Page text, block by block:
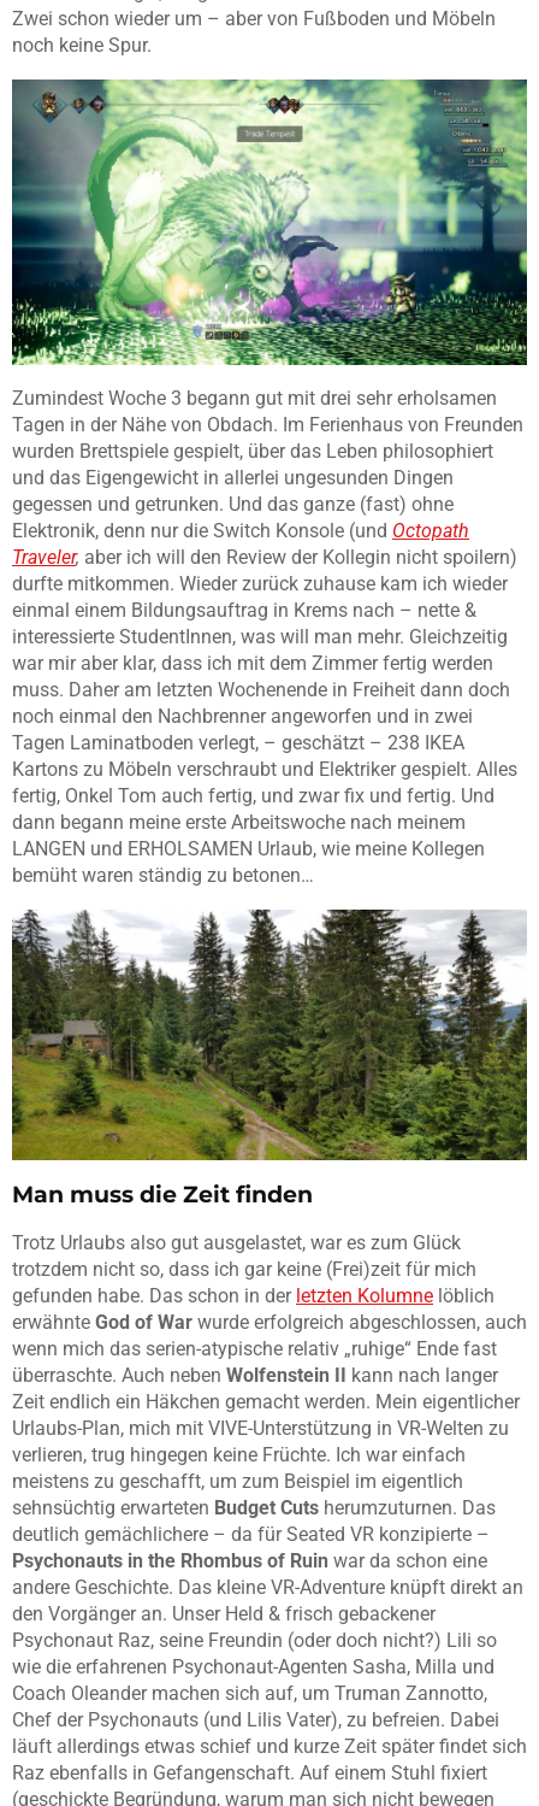
Zwei schon wieder um – aber von Fußboden und Möbeln
noch keine Spur.
Zumindest Woche 3 begann gut mit drei sehr erholsamen
Tagen in der Nähe von Obdach. Im Ferienhaus von Freunden
wurden Brettspiele gespielt, über das Leben philosophiert
und das Eigengewicht in allerlei ungesunden Dingen
gegessen und getrunken. Und das ganze (fast) ohne
Elektronik, denn nur die Switch Konsole (und Octopath
Traveler, aber ich will den Review der Kollegin nicht spoilern)
durfte mitkommen. Wieder zurück zuhause kam ich wieder
einmal einem Bildungsauftrag in Krems nach – nette &
interessierte StudentInnen, was will man mehr. Gleichzeitig
war mir aber klar, dass ich mit dem Zimmer fertig werden
muss. Daher am letzten Wochenende in Freiheit dann doch
noch einmal den Nachbrenner angeworfen und in zwei
Tagen Laminatboden verlegt, – geschätzt – 238 IKEA
Kartons zu Möbeln verschraubt und Elektriker gespielt. Alles
fertig, Onkel Tom auch fertig, und zwar fix und fertig. Und
dann begann meine erste Arbeitswoche nach meinem
LANGEN und ERHOLSAMEN Urlaub, wie meine Kollegen
bemüht waren ständig zu betonen…
Man muss die Zeit finden
Trotz Urlaubs also gut ausgelastet, war es zum Glück
trotzdem nicht so, dass ich gar keine (Frei)zeit für mich
gefunden habe. Das schon in der letzten Kolumne löblich
erwähnte God of War wurde erfolgreich abgeschlossen, auch
wenn mich das serien-atypische relativ „ruhige“ Ende fast
überraschte. Auch neben Wolfenstein II
kann nach langer
Zeit endlich ein Häkchen gemacht werden. Mein eigentlicher
Urlaubs-Plan, mich mit VIVE-Unterstützung in VR-Welten zu
verlieren, trug hingegen keine Früchte. Ich war einfach
meistens zu geschafft, um zum Beispiel im eigentlich
sehnsüchtig erwarteten Budget Cuts herumzuturnen. Das
deutlich gemächlichere – da für Seated VR konzipierte –
Psychonauts in the Rhombus of Ruin war da schon eine
andere Geschichte. Das kleine VR-Adventure knüpft direkt an
den Vorgänger an. Unser Held & frisch gebackener
Psychonaut Raz, seine Freundin (oder doch nicht?) Lili so
wie die erfahrenen Psychonaut-Agenten Sasha, Milla und
Coach Oleander machen sich auf, um Truman Zannotto,
Chef der Psychonauts (und Lilis Vater), zu befreien. Dabei
läuft allerdings etwas schief und kurze Zeit später findet sich
Raz ebenfalls in Gefangenschaft. Auf einem Stuhl fixiert
(geschickte Begründung, warum man sich nicht bewegen